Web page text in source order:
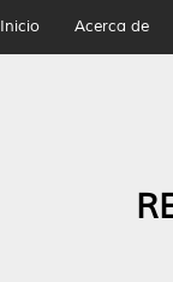
Inicio Acerca de